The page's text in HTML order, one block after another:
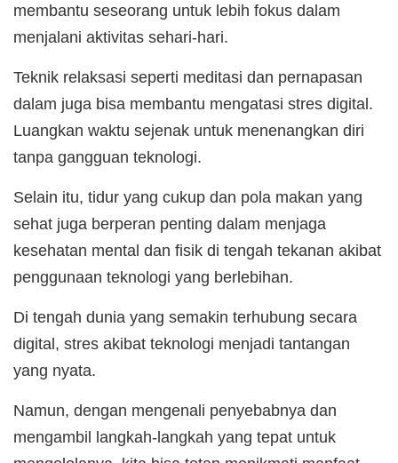
membantu seseorang untuk lebih fokus dalam
menjalani aktivitas sehari-hari.
Teknik relaksasi seperti meditasi dan pernapasan
dalam juga bisa membantu mengatasi stres digital.
Luangkan waktu sejenak untuk menenangkan diri
tanpa gangguan teknologi.
Selain itu, tidur yang cukup dan pola makan yang
sehat juga berperan penting dalam menjaga
kesehatan mental dan fisik di tengah tekanan akibat
penggunaan teknologi yang berlebihan.
Di tengah dunia yang semakin terhubung secara
digital, stres akibat teknologi menjadi tantangan
yang nyata.
Namun, dengan mengenali penyebabnya dan
mengambil langkah-langkah yang tepat untuk